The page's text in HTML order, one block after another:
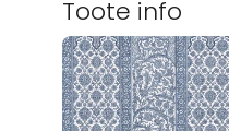
Toote info